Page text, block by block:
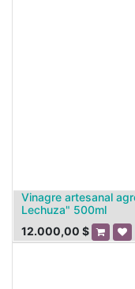
Vinagre artesanal
Lechuza" 500ml
12.000,00 $